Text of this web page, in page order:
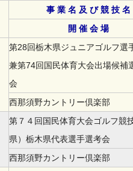
事 業 名 及 び 競 技 名
開 催 会 場
第28回栃木県ジュニアゴルフ選
兼第74回国民体育大会出場候補
会
西那須野カントリー倶楽部
第７４回国民体育大会ゴルフ競
県）栃木県代表選手選考会
西那須野カントリー倶楽部